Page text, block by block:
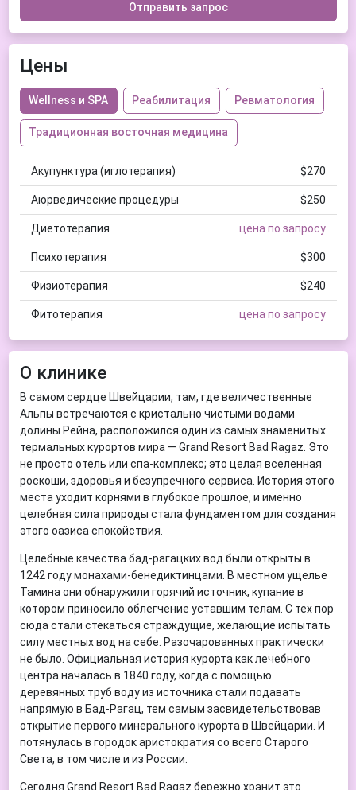
Отправить запрос
Цены
Wellness и SPA Реабилитация Ревматология
Традиционная восточная медицина
Акупунктура (иглотерапия) $270
Аюрведические процедуры $250
Диетотерапия цена по запросу
Психотерапия $300
Физиотерапия $240
Фитотерапия цена по запросу
О клинике
В самом сердце Швейцарии, там, где величественные
Альпы встречаются с кристально чистыми водами
долины Рейна, расположился один из самых знаменитых
термальных курортов мира — Grand Resort Bad Ragaz. Это
не просто отель или спа-комплекс; это целая вселенная
роскоши, здоровья и безупречного сервиса. История этого
места уходит корнями в глубокое прошлое, и именно
целебная сила природы стала фундаментом для создания
этого оазиса спокойствия.
Целебные качества бад-рагацких вод были открыты в
1242 году монахами-бенедиктинцами. В местном ущелье
Тамина они обнаружили горячий источник, купание в
котором приносило облегчение уставшим телам. С тех пор
сюда стали стекаться страждущие, желающие испытать
силу местных вод на себе. Разочарованных практически
не было. Официальная история курорта как лечебного
центра началась в 1840 году, когда с помощью
деревянных труб воду из источника стали подавать
напрямую в Бад-Рагац, тем самым засвидетельствовав
открытие первого минерального курорта в Швейцарии. И
потянулась в городок аристократия со всего Старого
Света, в том числе и из России.
Сегодня Grand Resort Bad Ragaz бережно хранит это